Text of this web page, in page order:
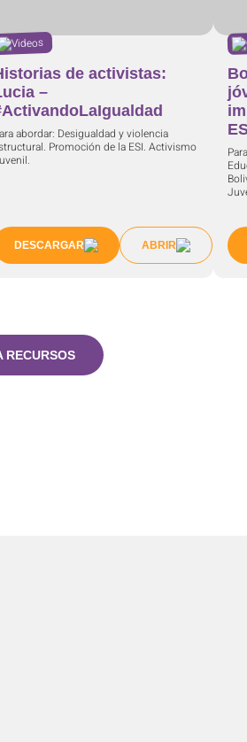
Videos
de activistas:
–
abordar: Desigualdad y violencia
Promoción de la ESI. Activismo
DESCARGAR ABRIR
RECURSOS